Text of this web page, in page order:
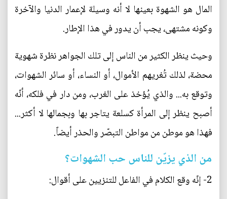
المال هو الشهوة بعينها لا أنه وسيلة لإعمار الدنيا والآخرة
وكونه مشتهى، يجب أن يدور في هذا الإطار.
وحيث ينظر الكثير من الناس إلى تلك الجواهر نظرة شهوية
محضة، لذلك تُغريهم الأموال، أو النساء، أو سائر الشهوات،
وتوقع به... والذي يُؤخذ على الغرب، ومن دار في فلكه، أنّه
أصبح ينظر إلى المرأة كسلعة يتاجر بها وبجمالها لا أكثر...
فهذا هو موطن من مواطن التبصّر والحذر أيضاً.
من الذي يزيّن للناس حب الشهوات؟
2- إنّه وقع الكلام في الفاعل للتنزيين على أقوال: